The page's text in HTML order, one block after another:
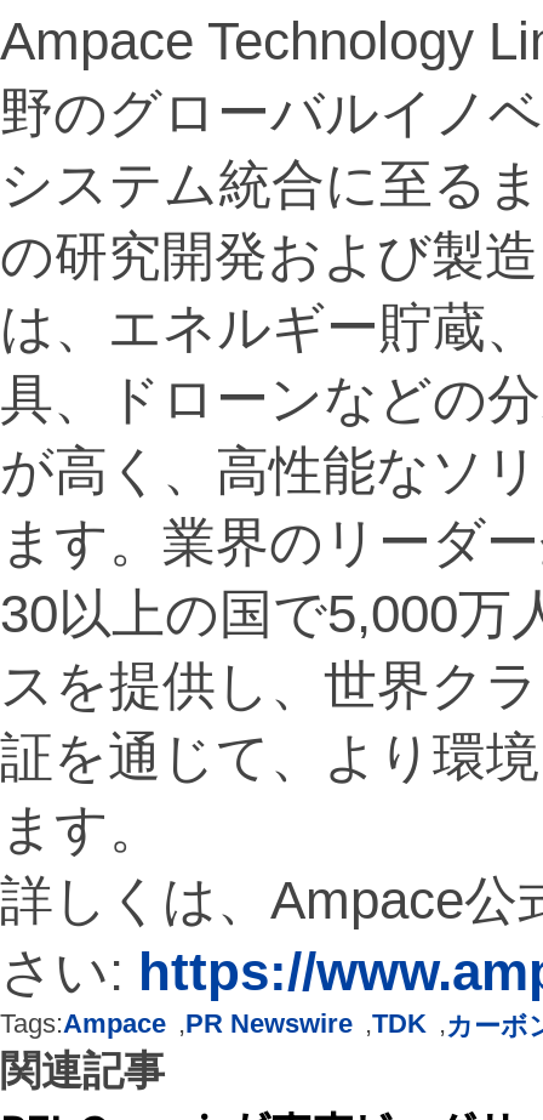
Ampace Technology
野のグローバルイノ
システム統合に至る
の研究開発および製
は、エネルギー貯蔵
具、ドローンなどの
が高く、高性能なソ
ます。業界のリーダ
30以上の国で5,000万
スを提供し、世界ク
証を通じて、より環
ます。
詳しくは、Ampace
さい: https://
Tags:Ampace ,PR Newswire ,TDK ,カーボ
関連記事